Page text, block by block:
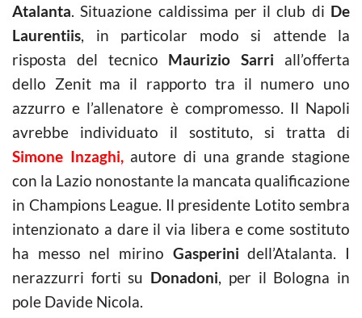
Atalanta. Situazione caldissima per il club di De
Laurentiis, in particolar modo si attende la
risposta del tecnico Maurizio Sarri all’offerta
dello Zenit ma il rapporto tra il numero uno
azzurro e l’allenatore è compromesso. Il Napoli
avrebbe individuato il sostituto, si tratta di
Simone Inzaghi,autore di una grande stagione
con la Lazio nonostante la mancata qualificazione
in Champions League. Il presidente Lotito sembra
intenzionato a dare il via libera e come sostituto
ha messo nel mirino Gasperini dell’Atalanta. I
nerazzurri forti su Donadoni, per il Bologna in
pole Davide Nicola.